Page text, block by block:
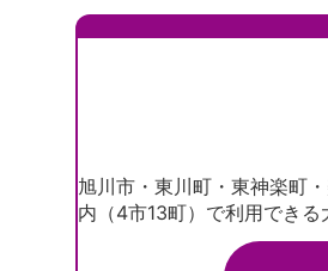
旭川市・東川町・東神楽町
内（4市13町）で利用でき